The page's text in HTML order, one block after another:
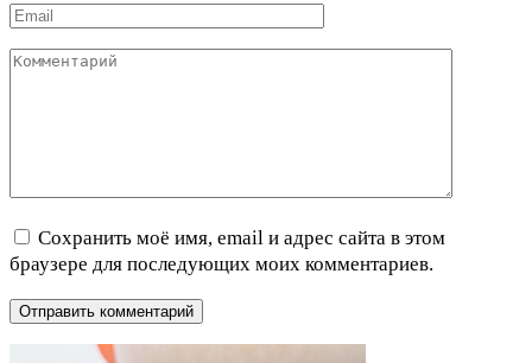
Email
Комментарий
Сохранить моё имя, email и адрес сайта в этом
браузере для последующих моих комментариев.